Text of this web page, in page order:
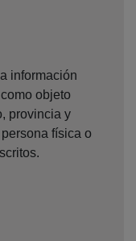
información
objeto
provincia y
física o